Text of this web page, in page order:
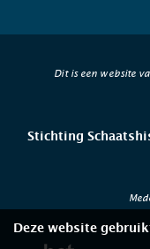
Dit is een website
Stichting
Deze website